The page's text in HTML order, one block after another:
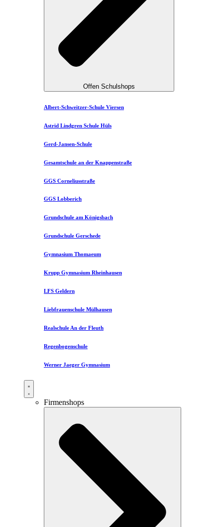
Offen Schulshops
Albert-Schweitzer-Schule Viersen
Astrid Lindgren Schule Hüls
Gerd-Jansen-Schule
Gesamtschule an der Knappenstraße
GGS Corneliusstraße
GGS Lobberich
Grundschule am Königsbach
Grundschule Gerschede
Gymnasium Thomaeum
Krupp Gymnasium Rheinhausen
LFS Geldern
Liebfrauenschule Mülhausen​
Realschule An der Fleuth
Regenbogenschule
Werner Jaeger Gymnasium
Firmenshops